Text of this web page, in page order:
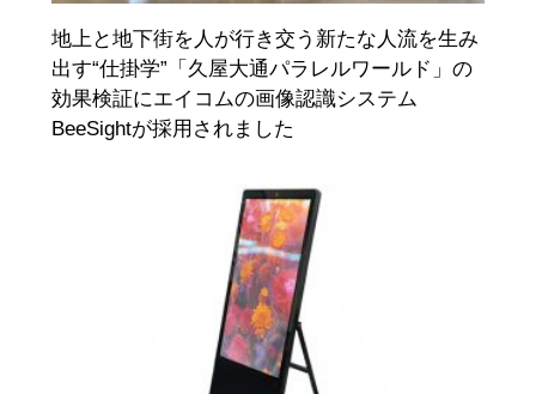
地上と地下街を人が行き交う新たな人流を生み
出す“仕掛学”「久屋大通パラレルワールド」の
効果検証にエイコムの画像認識システム
BeeSightが採用されました